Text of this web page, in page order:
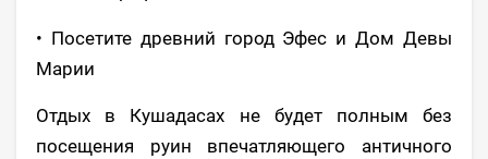
• Посетите древний город Эфес и Дом Девы
Марии
Отдых в Кушадасах не будет полным без
посещения руин впечатляющего античного